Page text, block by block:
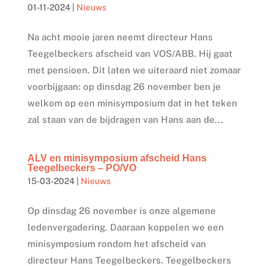
01-11-2024| Nieuws
Na acht mooie jaren neemt directeur Hans
Teegelbeckers afscheid van VOS/ABB. Hij gaat
met pensioen. Dit laten we uiteraard niet zomaar
voorbijgaan: op dinsdag 26 november ben je
welkom op een minisymposium dat in het teken
zal staan van de bijdragen van Hans aan de...
ALV en minisymposium afscheid Hans
Teegelbeckers – PO/VO
15-03-2024| Nieuws
Op dinsdag 26 november is onze algemene
ledenvergadering. Daaraan koppelen we een
minisymposium rondom het afscheid van
directeur Hans Teegelbeckers. Teegelbeckers